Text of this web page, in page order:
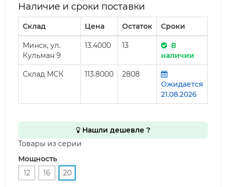
Наличие и сроки поставки
Склад Цена Остаток Сроки
Минск, ул.
Кульман 9
13.4000 13
В
наличии
Склад МСК 113.8000
2808
Ожидается
21.08.2026
Нашли дешевле ?
Товары из серии
Мощность
12
16 20